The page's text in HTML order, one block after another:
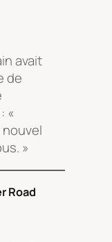
avait
de
«
»
Road